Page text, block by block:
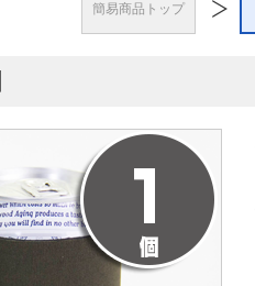
簡易商品トップ